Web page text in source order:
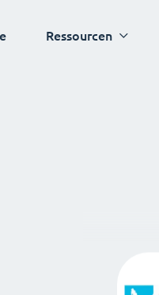
Ressourcen